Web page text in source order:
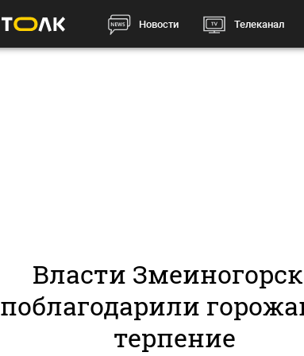
Новости Телеканал
Власти
поблагодарили
терпение